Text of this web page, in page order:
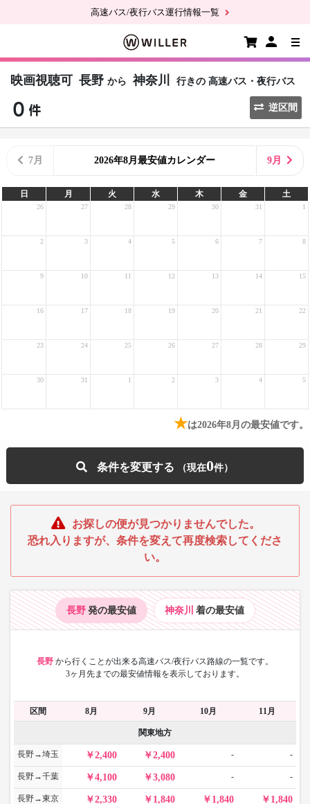
高速バス/夜行バス運行情報一覧
映画視聴可 長野 から 神奈川 行きの 高速バス・夜行バス
逆区間
7月 2026年8月最安値カレンダー 9月
日 月 火 水 木 金 土
26 27 28 29 30 31 1
2 3 4 5 6 7 8
9 10 11 12 13 14 15
16 17 18 19 20 21 22
23 24 25 26 27 28 29
30 31 1 2 3 4 5
★は2026年8月の最安値です。
条件を変更する 0
お探しの便が見つかりませんでした。
恐れ入りますが、条件を変えて再度検索してくださ
い。
長野 発の最安値 神奈川 着の最安値
長野 から行くことが出来る高速バス/夜行バス路線の一覧です。
3ヶ月先までの最安値情報を表示しております。
区間 8月 9月 10月 11月
関東地方
長野→埼玉 2,400 2,400 - -
長野→千葉 4,100 3,080 - -
長野→東京 2,330 1,840 1,840 1,840